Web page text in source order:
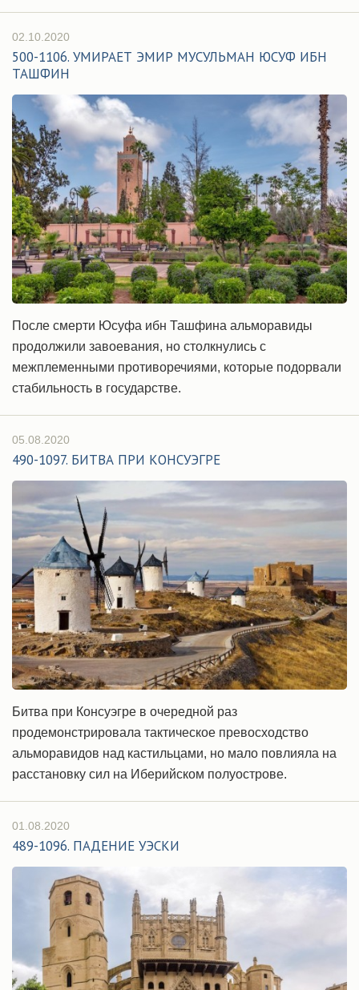
02.10.2020
500-1106. УМИРАЕТ ЭМИР МУСУЛЬМАН ЮСУФ ИБН
ТАШФИН
После смерти Юсуфа ибн Ташфина альморавиды
продолжили завоевания, но столкнулись с
межплеменными противоречиями, которые подорвали
стабильность в государстве.
05.08.2020
490-1097. БИТВА ПРИ КОНСУЭГРЕ
Битва при Консуэгре в очередной раз
продемонстрировала тактическое превосходство
альморавидов над кастильцами, но мало повлияла на
расстановку сил на Иберийском полуострове.
01.08.2020
489-1096. ПАДЕНИЕ УЭСКИ